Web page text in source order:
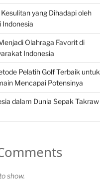
yang Dihadapi oleh
Indonesia
Olahraga Favorit di
Indonesia
Pelatih Golf Terbaik untuk
Mencapai Potensinya
dalam Dunia Sepak Takraw
show.